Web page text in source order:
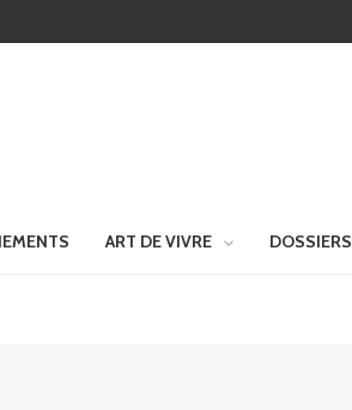
ART DE VIVRE DOSSIERS